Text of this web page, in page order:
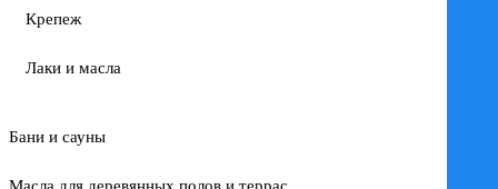
Крепеж
Лаки и масла
Бани и сауны
Масла для деревянных полов и террас